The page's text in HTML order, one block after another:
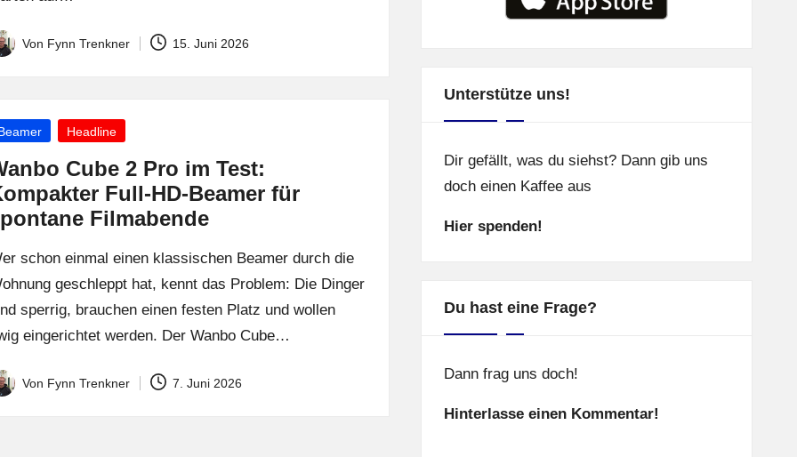
Von Fynn Trenkner 15. Juni 2026
Headline
Cube 2 Pro im Test:
Full-HD-Beamer für
Filmabende
schon einmal einen klassischen Beamer durch die
geschleppt hat, kennt das Problem: Die Dinger
sperrig, brauchen einen festen Platz und wollen
eingerichtet werden. Der Wanbo Cube…
Von Fynn Trenkner 7. Juni 2026
Unterstütze uns!
Dir gefällt, was du siehst? Dann gib uns
doch einen Kaffee aus
Hier spenden!
Du hast eine Frage?
Dann frag uns doch!
Hinterlasse einen Kommentar!